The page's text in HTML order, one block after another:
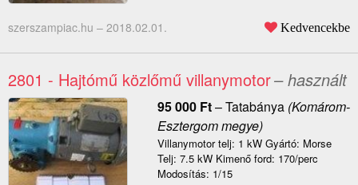
szerszampiac.hu – 2018.02.01. Kedvencekbe
2801 - Hajtómű közlőmű villanymotor– használt
95 000 Ft–Tatabánya(Komárom-
Esztergom megye)
Villanymotor telj: 1 kW Gyártó: Morse
Telj: 7.5 kW Kimenő ford: 170/perc
Modosítás: 1/15